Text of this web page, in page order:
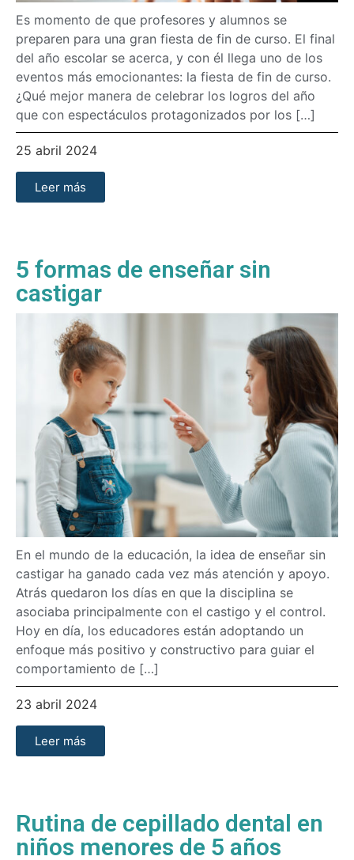
Es momento de que profesores y alumnos se
preparen para una gran fiesta de fin de curso. El final
del año escolar se acerca, y con él llega uno de los
eventos más emocionantes: la fiesta de fin de curso.
¿Qué mejor manera de celebrar los logros del año
que con espectáculos protagonizados por los […]
25 abril 2024
Leer más
5 formas de enseñar sin
castigar
En el mundo de la educación, la idea de enseñar sin
castigar ha ganado cada vez más atención y apoyo.
Atrás quedaron los días en que la disciplina se
asociaba principalmente con el castigo y el control.
Hoy en día, los educadores están adoptando un
enfoque más positivo y constructivo para guiar el
comportamiento de […]
23 abril 2024
Leer más
Rutina de cepillado dental en
niños menores de 5 años